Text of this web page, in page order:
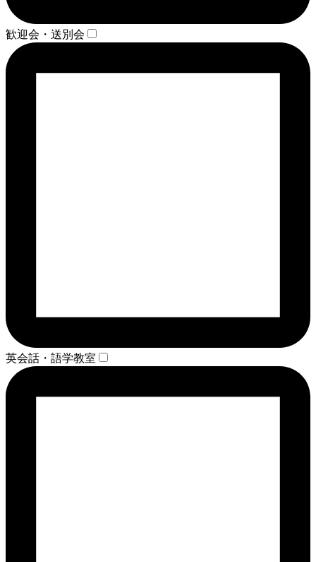
歓迎会・送別会
英会話・語学教室